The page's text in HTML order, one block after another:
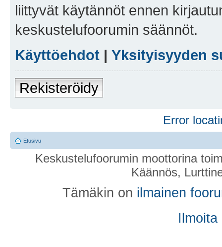
liittyvät käytännöt ennen
keskustelufoorumin säännöt.
Käyttöehdot | Yksityisyyden
Rekisteröidy
Error
Etusivu
Keskustelufoorumin moottorina
Käännös,
Tämäkin on ilmainen